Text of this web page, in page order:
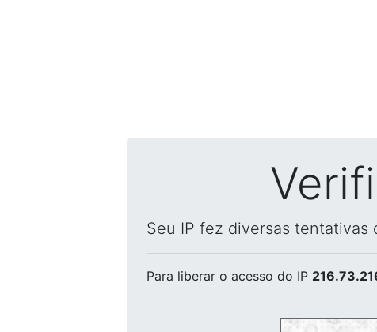
Seu IP fez diversas tentativas
Para liberar o acesso do IP